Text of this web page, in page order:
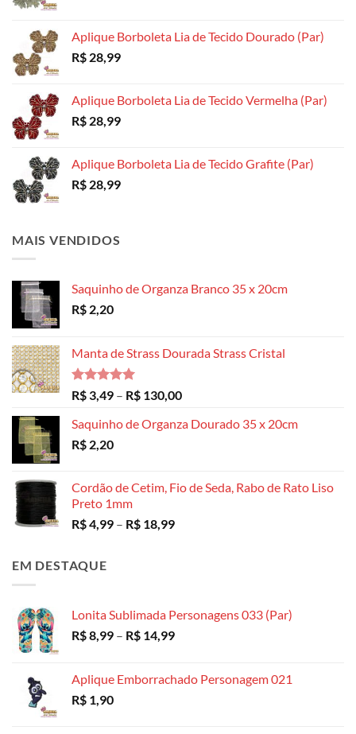
Aplique Borboleta Lia de Tecido Dourado (Par)
R$ 28,99
Aplique Borboleta Lia de Tecido Vermelha (Par)
R$ 28,99
Aplique Borboleta Lia de Tecido Grafite (Par)
R$ 28,99
MAIS VENDIDOS
Saquinho de Organza Branco 35 x 20cm
R$ 2,20
Manta de Strass Dourada Strass Cristal
Avaliação
5.00
de 5
R$ 3,49 – R$ 130,00Faixa
preço:
Saquinho de Organza Dourado 35 x 20cm
R$ 2,20
Cordão de Cetim, Fio de Seda, Rabo de Rato Liso
Preto 1mm
R$4,99 – R$ 18,99Faixa
EM DESTAQUE
Lonita Sublimada Personagens 033 (Par)
R$8,99 – R$ 14,99Faixa
R$ 8,99
Aplique Emborrachado Personagem 021
R$ 1,90